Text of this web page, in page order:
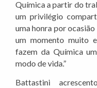
Química a partir do
um privilégio
uma honra por
um momento muito
fazem da Química
modo de vida.”
Battastini